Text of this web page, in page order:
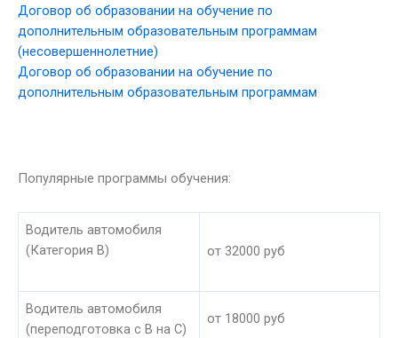
Договор об образовании на обучение по
дополнительным образовательным программам
(несовершеннолетние)
Договор об образовании на обучение по
дополнительным образовательным программам
Популярные программы обучения:
Водитель автомобиля
(Категория В)
от 32000 руб
Водитель автомобиля
(переподготовка с В на С)
от 18000 руб